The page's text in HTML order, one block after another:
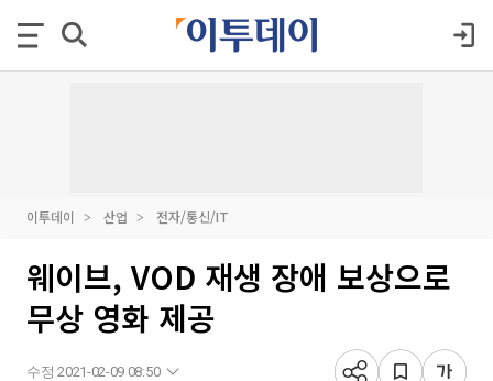
이투데이 산업 전자/통신/IT
웨이브, VOD 재생 장애 보상으로
무상 영화 제공
수정 2021-02-09 08:50